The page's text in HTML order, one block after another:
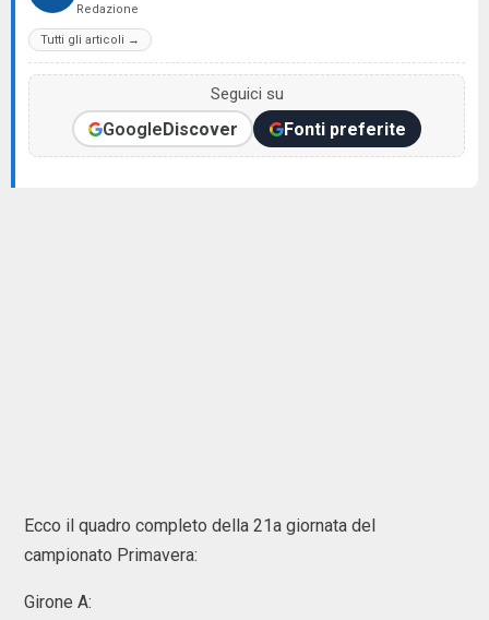
Redazione
Tutti gli articoli →
Seguici su
GoogleDiscover Fonti preferite
Ecco il quadro completo della 21a giornata del
campionato Primavera:
Girone A: